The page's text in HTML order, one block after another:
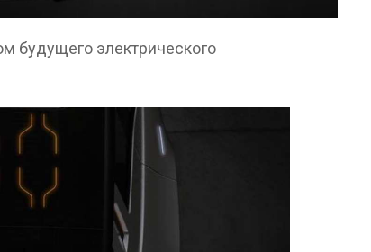
будущего электрического